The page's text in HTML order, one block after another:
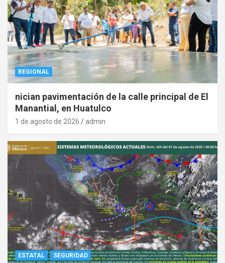
REGIONAL
nician pavimentación de la calle principal de El
Manantial, en Huatulco
1 de agosto de 2026 admin
ESTATAL SEGURIDAD